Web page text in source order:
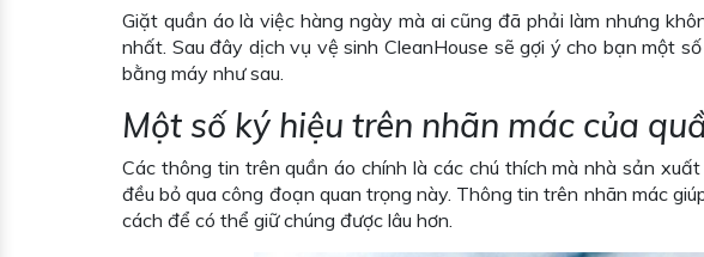
Giặt quần áo là việc hàng ngày mà ai cũng đã phải làm nhưng
nhất. Sau đây dịch vụ vệ sinh CleanHouse sẽ gợi ý cho bạn một
bằng máy như sau.
Một số ký hiệu trên nhãn mác của
Các thông tin trên quần áo chính là các chú thích mà nhà sản
đều bỏ qua công đoạn quan trọng này. Thông tin trên nhãn mác
cách để có thể giữ chúng được lâu hơn.